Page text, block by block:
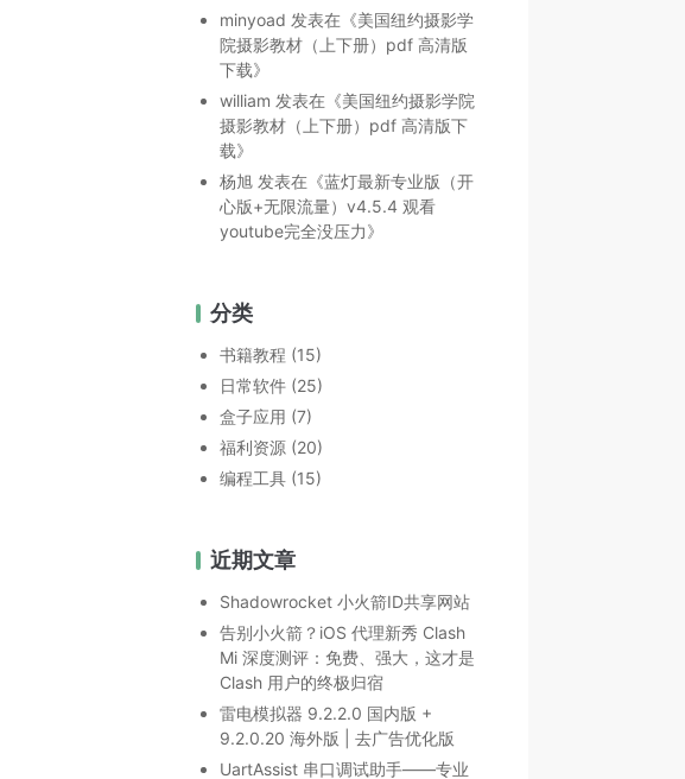
minyoad 发表在《美国纽约摄影学
院摄影教材（上下册）pdf 高清版
下载》
william 发表在《美国纽约摄影学院
摄影教材（上下册）pdf 高清版下
载》
杨旭 发表在《蓝灯最新专业版（开
心版+无限流量）v4.5.4 观看
youtube完全没压力》
分类
书籍教程 (15)
日常软件 (25)
盒子应用 (7)
福利资源 (20)
编程工具 (15)
近期文章
Shadowrocket 小火箭ID共享网站
告别小火箭？iOS 代理新秀 Clash
Mi 深度测评：免费、强大，这才是
Clash 用户的终极归宿
雷电模拟器 9.2.2.0 国内版 +
9.2.0.20 海外版 | 去广告优化版
UartAssist 串口调试助手——专业